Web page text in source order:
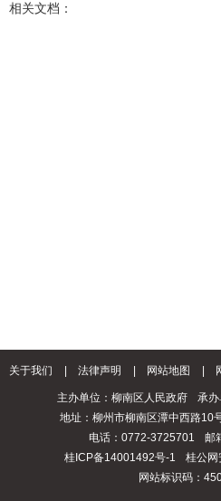
相关文档：
关于我们 法律声明 网站地图
主办单位：柳南区人民政府
承
地址：柳州市柳南区潭中西路10
电话：0772-3725701
邮
桂ICP备14001492号-1
桂公
网站标识码：